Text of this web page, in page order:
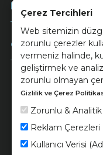
Çerez Tercihleri
Web sitemizin
zorunlu çerezler
vermeniz halinde,
geliştirmek ve
zorunlu olmayan
Gizlilik ve Çerez
Zorunlu &
Reklam Çerezleri
Kullanıcı Verisi
Müşteri Hizmetleri
Ödeme
Keramika
© 2026 Ünsa
Elektrik Üretim